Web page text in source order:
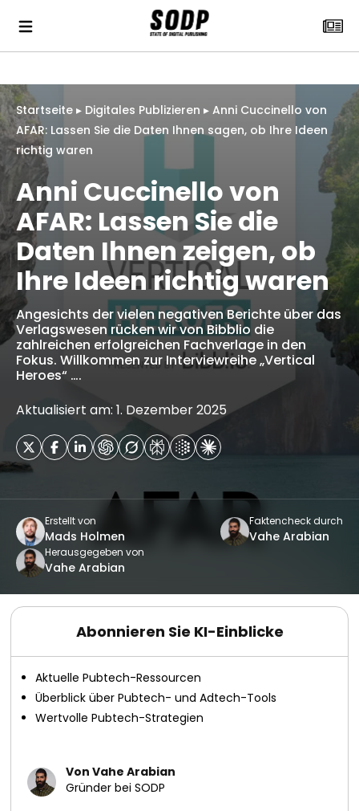
Startseite ▸ Digitales Publizieren ▸ Anni Cuccinello von
AFAR: Lassen Sie die Daten Ihnen sagen, ob Ihre Ideen
richtig waren
Anni Cuccinello von
AFAR: Lassen Sie die
Daten Ihnen zeigen, ob
Ihre Ideen richtig waren
Angesichts der vielen negativen Berichte über das
Verlagswesen rücken wir von Bibblio die
zahlreichen erfolgreichen Fachverlage in den
Fokus. Willkommen zur Interviewreihe „Vertical
Heroes“ ….
Aktualisiert am: 1. Dezember 2025
Erstellt von
Mads Holmen
Faktencheck durch
Vahe Arabian
Herausgegeben von
Vahe Arabian
Abonnieren Sie KI-Einblicke
Aktuelle Pubtech-Ressourcen
Überblick über Pubtech- und Adtech-Tools
Wertvolle Pubtech-Strategien
Von Vahe Arabian
Gründer bei SODP